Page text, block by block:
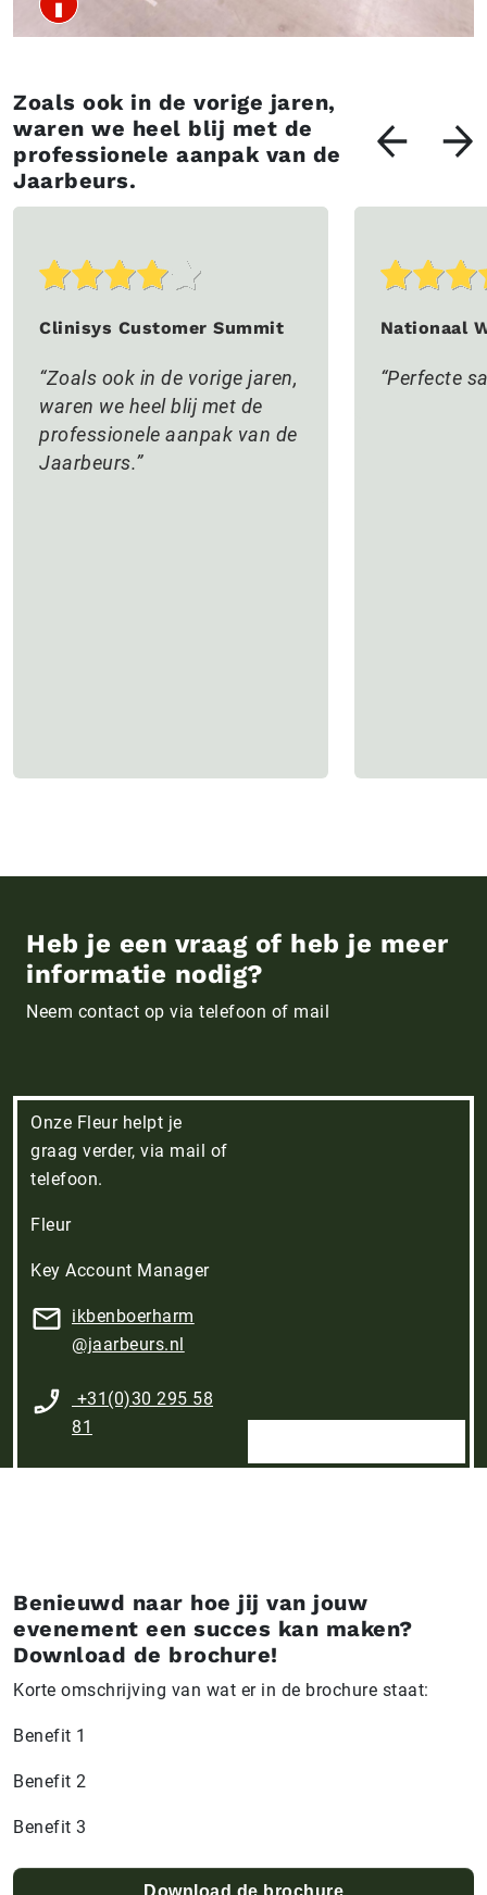
Zoals ook in de vorige jaren,
waren we heel blij met de
professionele aanpak van de
Jaarbeurs.
Clinisys Customer Summit
Zoals ook in de vorige jaren,
waren we heel blij met de
professionele aanpak van de
Jaarbeurs.
Nationaal
Perfecte
Heb je een vraag of heb je meer
informatie nodig?
Neem contact op via telefoon of mail
Onze Fleur helpt je
graag verder, via mail of
telefoon.
Fleur
Key Account Manager
ikbenboerharm​
@jaarbeurs.nl
+31(0)30 295 58
81
Benieuwd naar hoe jij van jouw
evenement een succes kan maken?
Download de brochure!
Korte omschrijving van wat er in de brochure staat:
Benefit 1
Benefit 2
Benefit 3
Download de brochure